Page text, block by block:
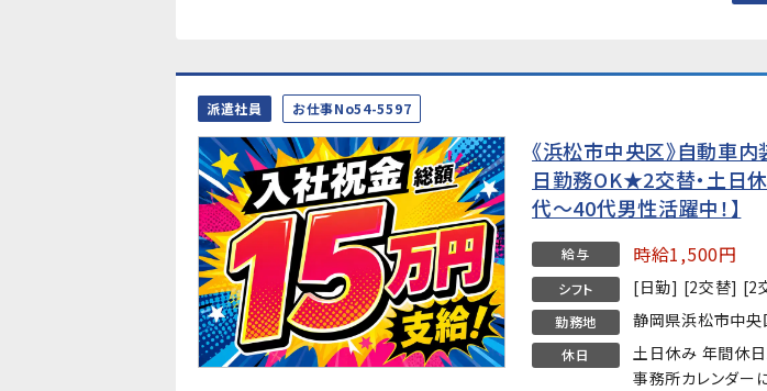
派遣社員 お仕事No54-5597
《浜松市中央区》自動車
日勤務OK★2交替・土日
代〜40代男性活躍中！】
給与 時給1,500円
シフト [日勤] [2交替] [2
勤務地 静岡県浜松市中央
休日
土日休み 年間休
事務所カレンダー